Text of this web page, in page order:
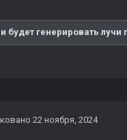
будет генерировать
22 ноября, 2024